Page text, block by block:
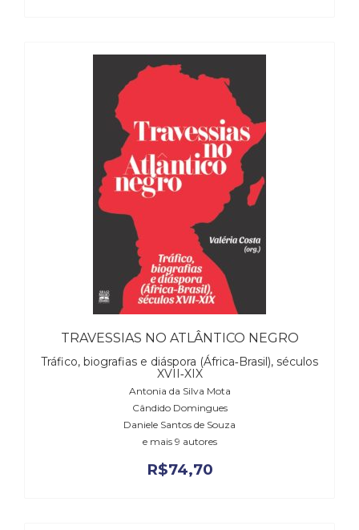
TRAVESSIAS NO ATLÂNTICO NEGRO
Tráfico, biografias e diáspora (África‑Brasil), séculos
XVII‑XIX
Antonia da Silva Mota
Cândido Domingues
Daniele Santos de Souza
e mais 9 autores
R$74,70